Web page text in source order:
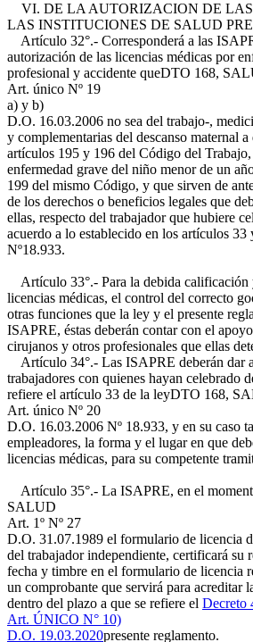
VI. DE LA AUTORIZACION DE LAS
LAS INSTITUCIONES DE SALUD
Artículo 32°.- Corresponderá a las
autorización de las licencias médicas por
profesional y accidente queDTO 168,
Art. único Nº 19
a) y b)
D.O. 16.03.2006 no sea del trabajo-,
y complementarias del descanso maternal
artículos 195 y 196 del Código del
enfermedad grave del niño menor de un
199 del mismo Código, y que sirven de
de los derechos o beneficios legales que
ellas, respecto del trabajador que hubiere
acuerdo a lo establecido en los artículos 33
Nº18.933.
Artículo 33°.- Para la debida calificación
licencias médicas, el control del correcto
otras funciones que la ley y el presente
ISAPRE, éstas deberán contar con el
cirujanos y otros profesionales que ellas
Artículo 34°.- Las ISAPRE deberán dar
trabajadores con quienes hayan celebrado
refiere el artículo 33 de la leyDTO 168,
Art. único Nº 20
D.O. 16.03.2006 Nº 18.933, y en su caso
empleadores, la forma y el lugar en que
licencias médicas, para su competente
Artículo 35°.- La ISAPRE, en el
SALUD
Art. 1º Nº 27
D.O. 31.07.1989 el formulario de licencia
del trabajador independiente, certificará su
fecha y timbre en el formulario de licencia
un comprobante que servirá para acreditar
dentro del plazo a que se refiere el Decreto
Art. ÚNICO N° 10)
D.O. 19.03.2020presente reglamento.